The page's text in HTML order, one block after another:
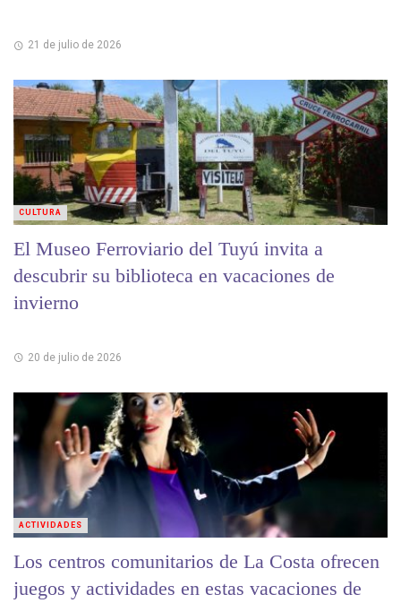
21 de julio de 2026
El Museo Ferroviario del Tuyú invita a
descubrir su biblioteca en vacaciones de
invierno
20 de julio de 2026
CULTURA
Los centros comunitarios de La Costa ofrecen
juegos y actividades en estas vacaciones de
ACTIVIDADES